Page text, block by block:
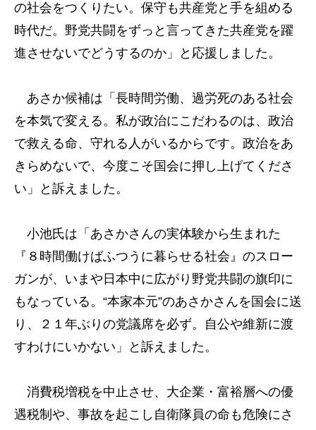
の社会をつくりたい。保守も共産党と手を組める
時代だ。野党共闘をずっと言ってきた共産党を躍
進させないでどうするのか」と応援しました。
あさか候補は「長時間労働、過労死のある社会
を本気で変える。私が政治にこだわるのは、政治
で救える命、守れる人がいるからです。政治をあ
きらめないで、今度こそ国会に押し上げてくださ
い」と訴えました。
小池氏は「あさかさんの実体験から生まれた
『８時間働けばふつうに暮らせる社会』のスロー
ガンが、いまや日本中に広がり野党共闘の旗印に
もなっている。“本家本元”のあさかさんを国会に送
り、２１年ぶりの党議席を必ず。自公や維新に渡
すわけにいかない」と訴えました。
消費税増税を中止させ、大企業・富裕層への優
遇税制や、事故を起こし自衛隊員の命も危険にさ